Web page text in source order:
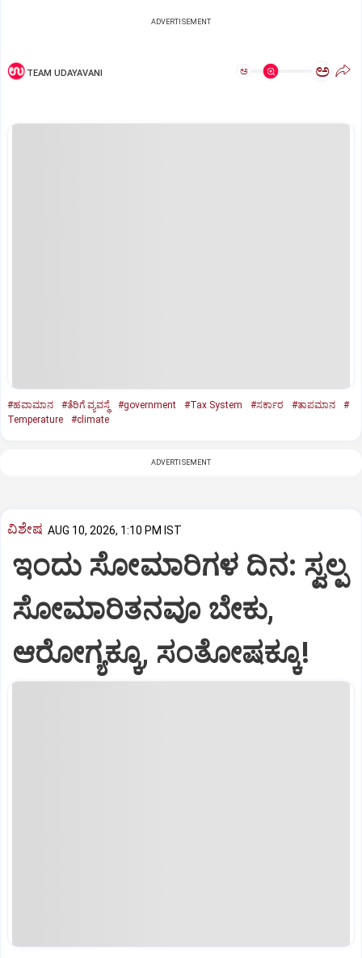
ADVERTISEMENT
TEAM UDAYAVANI ಅ ಅ
#ಹವಾಮಾನ #ತೆರಿಗೆ ವ್ಯವಸ್ಥೆ #government #Tax System #ಸರ್ಕಾರ #ತಾಪಮಾನ
#
Temperature
#climate
ADVERTISEMENT
ವಿಶೇಷ AUG 10, 2026, 1:10 PM IST
ಇಂದು ಸೋಮಾರಿಗಳ ದಿನ: ಸ್ವಲ್ಪ
ಸೋಮಾರಿತನವೂ ಬೇಕು,
ಆರೋಗ್ಯಕ್ಕೂ, ಸಂತೋಷಕ್ಕೂ!